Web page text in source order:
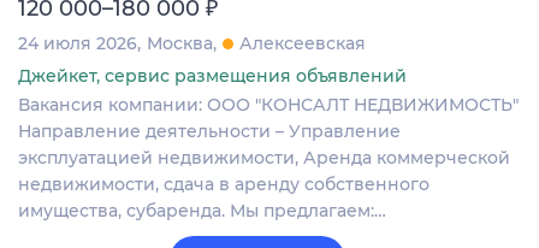
120 000–180 000 ₽
24 июля 2026 Москва
Алексеевская
Джейкет, сервис размещения объявлений
Вакансия компании: ООО "КОНСАЛТ НЕДВИЖИМОСТЬ"
Направление деятельности – Управление
эксплуатацией недвижимости, Аренда коммерческой
недвижимости, сдача в аренду собственного
имущества, субаренда. Мы предлагаем:…